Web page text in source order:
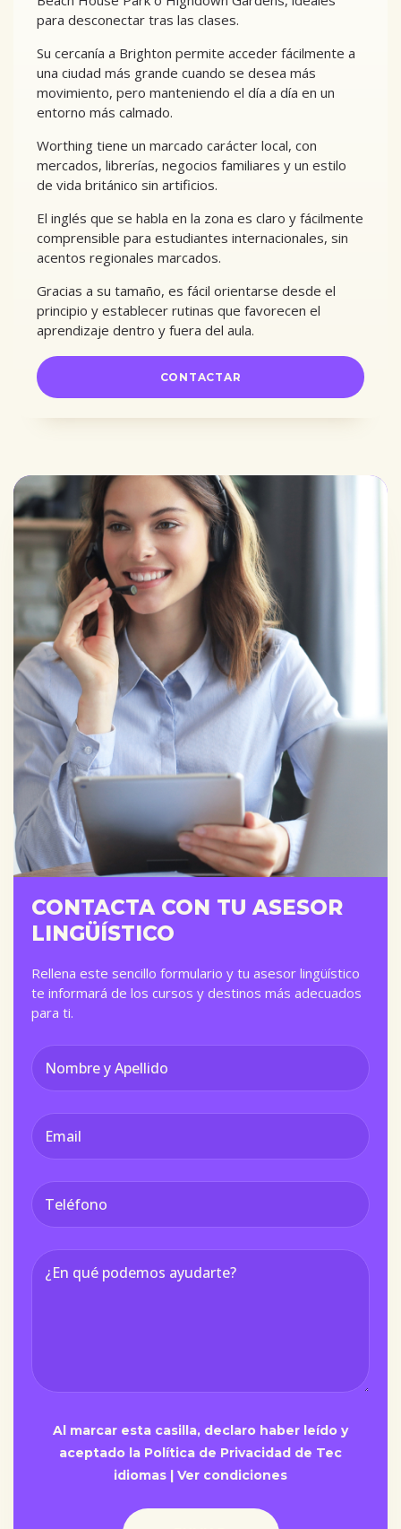
para desconectar tras las clases.
Su cercanía a Brighton permite acceder fácilmente a
una ciudad más grande cuando se desea más
movimiento, pero manteniendo el día a día en un
entorno más calmado.
Worthing tiene un marcado carácter local, con
mercados, librerías, negocios familiares y un estilo
de vida británico sin artificios.
El inglés que se habla en la zona es claro y fácilmente
comprensible para estudiantes internacionales, sin
acentos regionales marcados.
Gracias a su tamaño, es fácil orientarse desde el
principio y establecer rutinas que favorecen el
aprendizaje dentro y fuera del aula.
CONTACTAR
CONTACTA CON TU ASESOR
LINGÜÍSTICO
Rellena este sencillo formulario y tu asesor lingüístico
te informará de los cursos y destinos más adecuados
para ti.
Al marcar esta casilla, declaro haber leído y
aceptado la Política de Privacidad de Tec
idiomas | Ver condiciones